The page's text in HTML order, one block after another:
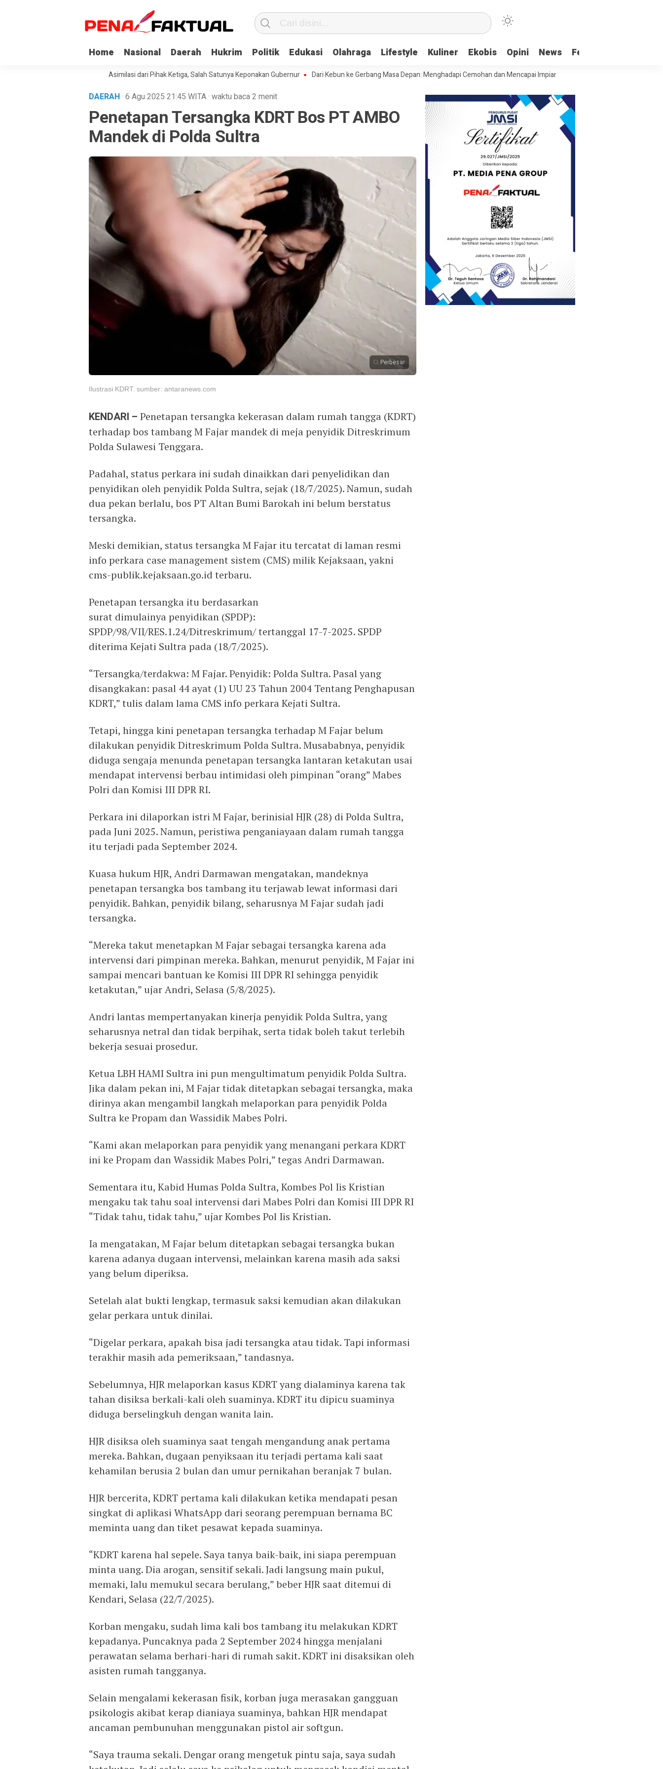
Home Nasional Daerah Hukrim Politik Edukasi Olahraga Lifestyle Kuliner Ekobis Opini News Feature
Korupsi di Sultra Dapat Asimilasi dari Pihak Ketiga, Salah Satunya Keponakan Gubernur Dari Kebun ke Gerbang Masa Depan: Menghadapi Cemohan dan Mencapai Impian Ridwan Bae: PT SCM dan
DAERAH· 6 Agu 2025 21:45 WITA· waktu baca 2 menit
Penetapan Tersangka KDRT Bos PT AMBO
Mandek di Polda Sultra
Perbesar
Ilustrasi KDRT. sumber: antaranews.com
KENDARI – Penetapan tersangka kekerasan dalam rumah tangga (KDRT)
terhadap bos tambang M Fajar mandek di meja penyidik Ditreskrimum
Polda Sulawesi Tenggara.
Padahal, status perkara ini sudah dinaikkan dari penyelidikan dan
penyidikan oleh penyidik Polda Sultra, sejak (18/7/2025). Namun, sudah
dua pekan berlalu, bos PT Altan Bumi Barokah ini belum berstatus
tersangka.
Meski demikian, status tersangka M Fajar itu tercatat di laman resmi
info perkara case management sistem (CMS) milik Kejaksaan, yakni
cms-publik.kejaksaan.go.id terbaru.
Penetapan tersangka itu berdasarkan
surat dimulainya penyidikan (SPDP):
SPDP/98/VII/RES.1.24/Ditreskrimum/ tertanggal 17-7-2025. SPDP
diterima Kejati Sultra pada (18/7/2025).
“Tersangka/terdakwa: M Fajar. Penyidik: Polda Sultra. Pasal yang
disangkakan: pasal 44 ayat (1) UU 23 Tahun 2004 Tentang Penghapusan
KDRT,” tulis dalam lama CMS info perkara Kejati Sultra.
Tetapi, hingga kini penetapan tersangka terhadap M Fajar belum
dilakukan penyidik Ditreskrimum Polda Sultra. Musababnya, penyidik
diduga sengaja menunda penetapan tersangka lantaran ketakutan usai
mendapat intervensi berbau intimidasi oleh pimpinan “orang” Mabes
Polri dan Komisi III DPR RI.
Perkara ini dilaporkan istri M Fajar, berinisial HJR (28) di Polda Sultra,
pada Juni 2025. Namun, peristiwa penganiayaan dalam rumah tangga
itu terjadi pada September 2024.
Kuasa hukum HJR, Andri Darmawan mengatakan, mandeknya
penetapan tersangka bos tambang itu terjawab lewat informasi dari
penyidik. Bahkan, penyidik bilang, seharusnya M Fajar sudah jadi
tersangka.
“Mereka takut menetapkan M Fajar sebagai tersangka karena ada
intervensi dari pimpinan mereka. Bahkan, menurut penyidik, M Fajar ini
sampai mencari bantuan ke Komisi III DPR RI sehingga penyidik
ketakutan,” ujar Andri, Selasa (5/8/2025).
Andri lantas mempertanyakan kinerja penyidik Polda Sultra, yang
seharusnya netral dan tidak berpihak, serta tidak boleh takut terlebih
bekerja sesuai prosedur.
Ketua LBH HAMI Sultra ini pun mengultimatum penyidik Polda Sultra.
Jika dalam pekan ini, M Fajar tidak ditetapkan sebagai tersangka, maka
dirinya akan mengambil langkah melaporkan para penyidik Polda
Sultra ke Propam dan Wassidik Mabes Polri.
“Kami akan melaporkan para penyidik yang menangani perkara KDRT
ini ke Propam dan Wassidik Mabes Polri,” tegas Andri Darmawan.
Sementara itu, Kabid Humas Polda Sultra, Kombes Pol Iis Kristian
mengaku tak tahu soal intervensi dari Mabes Polri dan Komisi III DPR RI
“Tidak tahu, tidak tahu,” ujar Kombes Pol Iis Kristian.
Ia mengatakan, M Fajar belum ditetapkan sebagai tersangka bukan
karena adanya dugaan intervensi, melainkan karena masih ada saksi
yang belum diperiksa.
Setelah alat bukti lengkap, termasuk saksi kemudian akan dilakukan
gelar perkara untuk dinilai.
“Digelar perkara, apakah bisa jadi tersangka atau tidak. Tapi informasi
terakhir masih ada pemeriksaan,” tandasnya.
Sebelumnya, HJR melaporkan kasus KDRT yang dialaminya karena tak
tahan disiksa berkali-kali oleh suaminya. KDRT itu dipicu suaminya
diduga berselingkuh dengan wanita lain.
HJR disiksa oleh suaminya saat tengah mengandung anak pertama
mereka. Bahkan, dugaan penyiksaan itu terjadi pertama kali saat
kehamilan berusia 2 bulan dan umur pernikahan beranjak 7 bulan.
HJR bercerita, KDRT pertama kali dilakukan ketika mendapati pesan
singkat di aplikasi WhatsApp dari seorang perempuan bernama BC
meminta uang dan tiket pesawat kepada suaminya.
“KDRT karena hal sepele. Saya tanya baik-baik, ini siapa perempuan
minta uang. Dia arogan, sensitif sekali. Jadi langsung main pukul,
memaki, lalu memukul secara berulang,” beber HJR saat ditemui di
Kendari, Selasa (22/7/2025).
Korban mengaku, sudah lima kali bos tambang itu melakukan KDRT
kepadanya. Puncaknya pada 2 September 2024 hingga menjalani
perawatan selama berhari-hari di rumah sakit. KDRT ini disaksikan oleh
asisten rumah tangganya.
Selain mengalami kekerasan fisik, korban juga merasakan gangguan
psikologis akibat kerap dianiaya suaminya, bahkan HJR mendapat
ancaman pembunuhan menggunakan pistol air softgun.
“Saya trauma sekali. Dengar orang mengetuk pintu saja, saya sudah